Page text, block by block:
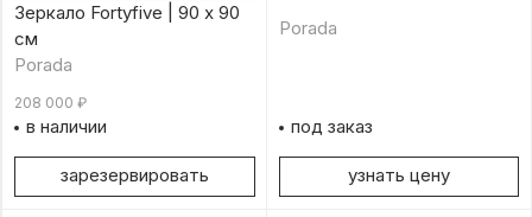
Зеркало Fortyfive | 90 х 90
см
Porada
208 000 ₽
в наличии
зарезервировать
Porada
под заказ
узнать цену